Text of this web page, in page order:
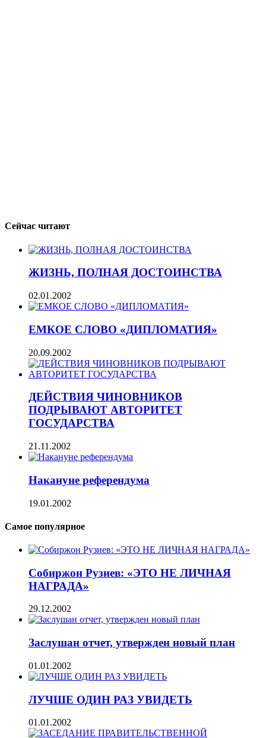
Сейчас читают
ЖИЗНЬ, ПОЛНАЯ ДОСТОИНСТВА
02.01.2002
ЕМКОЕ СЛОВО «ДИПЛОМАТИЯ»
20.09.2002
ДЕЙСТВИЯ ЧИНОВНИКОВ
ПОДРЫВАЮТ АВТОРИТЕТ
ГОСУДАРСТВА
21.11.2002
Накануне референдума
19.01.2002
Самое популярное
Собиржон Рузиев: «ЭТО НЕ ЛИЧНАЯ
НАГРАДА»
29.12.2002
Заслушан отчет, утвержден новый план
01.01.2002
ЛУЧШЕ ОДИН РАЗ УВИДЕТЬ
01.01.2002